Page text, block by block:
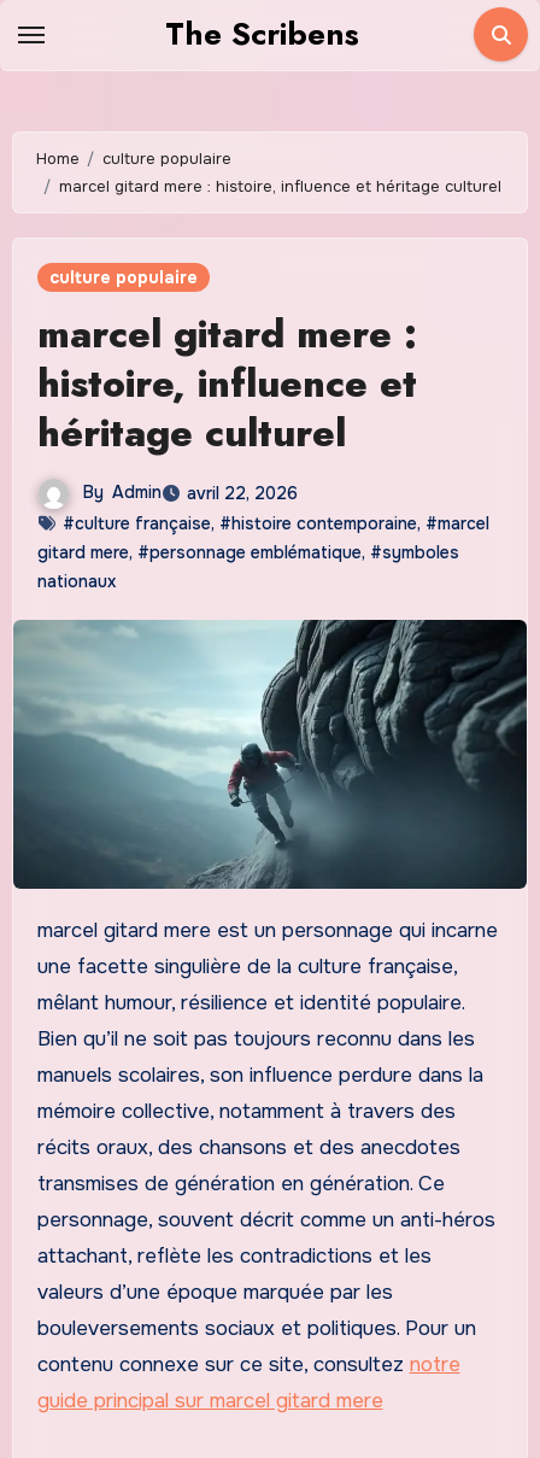
The Scribens
Home
culture populaire
marcel gitard mere : histoire, influence et héritage culturel
culture populaire
marcel gitard mere :
histoire, influence et
héritage culturel
By Admin
avril 22, 2026
#culture française, #histoire contemporaine, #marcel
gitard mere, #personnage emblématique, #symboles
nationaux
marcel gitard mere est un personnage qui incarne
une facette singulière de la culture française,
mêlant humour, résilience et identité populaire.
Bien qu’il ne soit pas toujours reconnu dans les
manuels scolaires, son influence perdure dans la
mémoire collective, notamment à travers des
récits oraux, des chansons et des anecdotes
transmises de génération en génération. Ce
personnage, souvent décrit comme un anti-héros
attachant, reflète les contradictions et les
valeurs d’une époque marquée par les
bouleversements sociaux et politiques. Pour un
contenu connexe sur ce site, consultez notre
guide principal sur marcel gitard mere